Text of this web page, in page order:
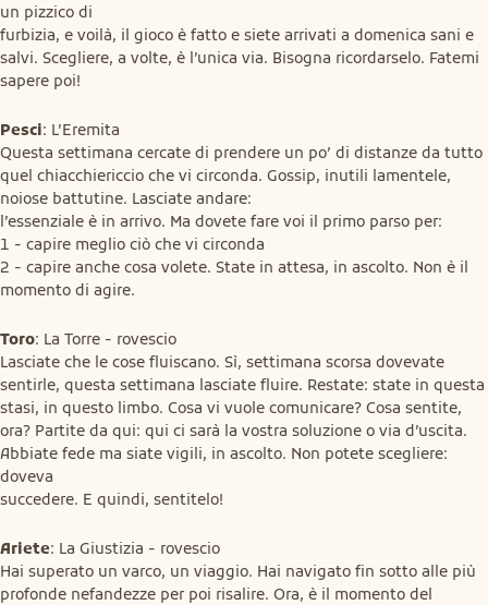
un pizzico di
furbizia, e voilà, il gioco è fatto e siete arrivati a domenica sani e
salvi. Scegliere, a volte, è l’unica via. Bisogna ricordarselo. Fatemi
sapere poi!
Pesci: L’Eremita
Questa settimana cercate di prendere un po’ di distanze da tutto
quel chiacchiericcio che vi circonda. Gossip, inutili lamentele,
noiose battutine. Lasciate andare:
l’essenziale è in arrivo. Ma dovete fare voi il primo parso per:
1 - capire meglio ciò che vi circonda
2 - capire anche cosa volete. State in attesa, in ascolto. Non è il
momento di agire.
Toro: La Torre - rovescio
Lasciate che le cose fluiscano. Sì, settimana scorsa dovevate
sentirle, questa settimana lasciate fluire. Restate: state in questa
stasi, in questo limbo. Cosa vi vuole comunicare? Cosa sentite,
ora? Partite da qui: qui ci sarà la vostra soluzione o via d’uscita.
Abbiate fede ma siate vigili, in ascolto. Non potete scegliere:
doveva
succedere. E quindi, sentitelo!
Ariete: La Giustizia - rovescio
Hai superato un varco, un viaggio. Hai navigato fin sotto alle più
profonde nefandezze per poi risalire. Ora, è il momento del